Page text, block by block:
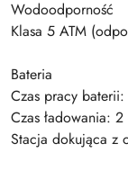
Wodoodporność
Klasa 5 ATM
Bateria
Czas pracy
Czas ładowania:
Stacja dokująca z